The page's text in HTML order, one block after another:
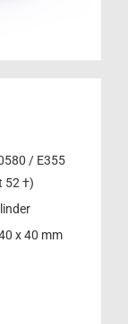
/ E355
52 †)
x 40 mm